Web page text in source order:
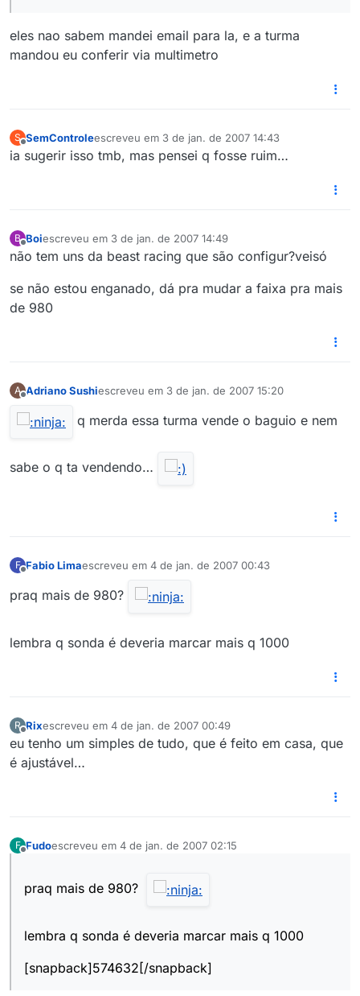
eles nao sabem mandei email para la, e a turma
mandou eu conferir via multimetro
S SemControleescreveu em 3 de jan. de 2007 14:43
última edição por
ia sugerir isso tmb, mas pensei q fosse ruim…
B
Offline
Boiescreveu em 3 de jan. de 2007 14:49
última edição por
não tem uns da beast racing que são configur?veisó
se não estou enganado, dá pra mudar a faixa pra mais
de 980
A Adriano Sushiescreveu em 3 de jan. de 2007 15:20
última edição por
q merda essa turma vende o baguio e nem
sabe o q ta vendendo…
F Fabio Limaescreveu em 4 de jan. de 2007 00:43
última edição por
praq mais de 980?
lembra q sonda é deveria marcar mais q 1000
R
Offline
Rixescreveu em 4 de jan. de 2007 00:49
última edição por
eu tenho um simples de tudo, que é feito em casa, que
é ajustável…
F Fudoescreveu em 4 de jan. de 2007 02:15
última edição por
praq mais de 980?
lembra q sonda é deveria marcar mais q 1000
[snapback]574632[/snapback]